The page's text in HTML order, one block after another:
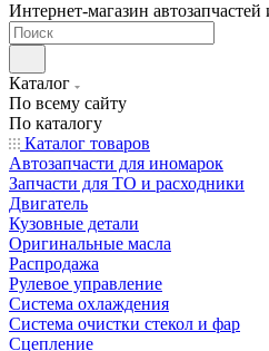
Интернет-магазин автозапчастей
Каталог
По всему сайту
По каталогу
Каталог товаров
Автозапчасти для иномарок
Запчасти для ТО и расходники
Двигатель
Кузовные детали
Оригинальные масла
Распродажа
Рулевое управление
Система охлаждения
Система очистки стекол и фар
Сцепление